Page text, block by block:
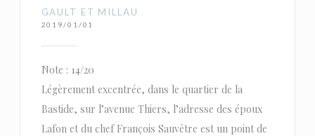
GAULT ET MILLAU
2019/01/01
Note : 14/20
Légèrement excentrée, dans le quartier de la
Bastide, sur l’avenue Thiers, l’adresse des époux
Lafon et du chef François Sauvêtre est un point de